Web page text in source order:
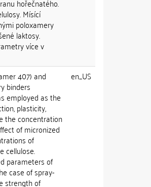
hořečnatého.
Mísící
poloxamery
laktosy.
více v
407) and
binders
employed as the
plasticity,
the concentration
of micronized
of
cellulose.
parameters of
case of spray-
strength of
en_US